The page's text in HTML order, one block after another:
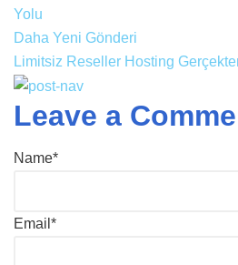
Yolu
Daha Yeni Gönderi
Limitsiz Reseller Hosting
Leave a
Name*
Email*